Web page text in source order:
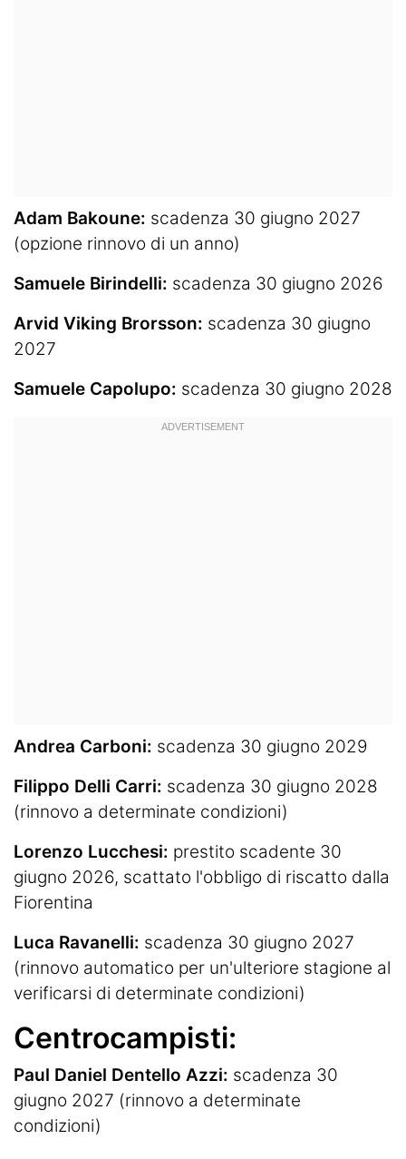
Adam Bakoune: scadenza 30 giugno 2027
(opzione rinnovo di un anno)
Samuele Birindelli: scadenza 30 giugno 2026
Arvid Viking Brorsson: scadenza 30 giugno
2027
Samuele Capolupo: scadenza 30 giugno 2028
Andrea Carboni: scadenza 30 giugno 2029
Filippo Delli Carri: scadenza 30 giugno 2028
(rinnovo a determinate condizioni)
Lorenzo Lucchesi: prestito scadente 30
giugno 2026, scattato l'obbligo di riscatto dalla
Fiorentina
Luca Ravanelli: scadenza 30 giugno 2027
(rinnovo automatico per un'ulteriore stagione al
verificarsi di determinate condizioni)
Centrocampisti:
Paul Daniel Dentello Azzi: scadenza 30
giugno 2027 (rinnovo a determinate
condizioni)